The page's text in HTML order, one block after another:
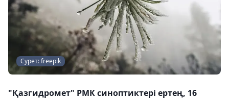
Сурет: freepik
"Қазгидромет" РМК синоптиктері ертең, 16